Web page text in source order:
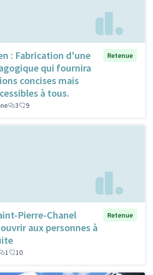
: Fabrication d'une
qui fournira
concises mais
à tous.
Retenue
3 9
Pierre-Chanel
aux personnes à
Retenue
1 10